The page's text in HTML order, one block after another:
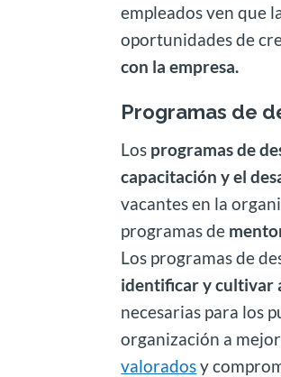
empleados ven que
oportunidades de
con la empresa.
Programas de
Los programas de
capacitación y el
vacantes en la
programas de
Los programas de
identificar y cultivar
necesarias para los
organización a
valoradosy